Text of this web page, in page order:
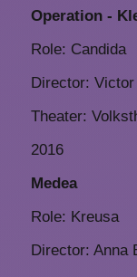
Operation -
Role: Candida
Director: Victor
Theater:
2016
Medea
Role: Kreusa
Director: Anna